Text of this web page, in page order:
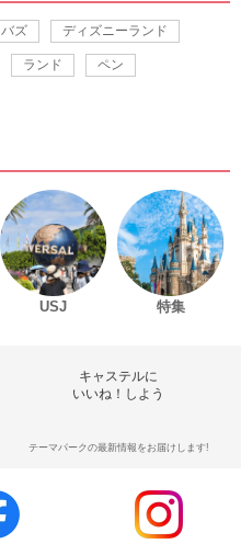
バズ ディズニーランド
ランド ペン
USJ 特集
キャステルに
いいね！しよう
テーマパークの最新情報をお届けします!